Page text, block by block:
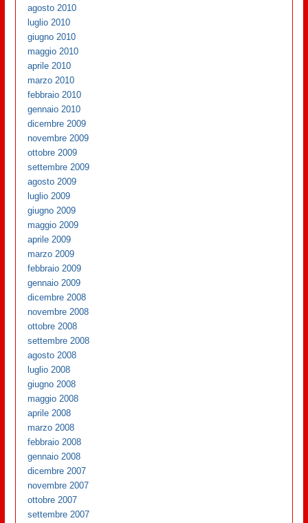
agosto 2010
luglio 2010
giugno 2010
maggio 2010
aprile 2010
marzo 2010
febbraio 2010
gennaio 2010
dicembre 2009
novembre 2009
ottobre 2009
settembre 2009
agosto 2009
luglio 2009
giugno 2009
maggio 2009
aprile 2009
marzo 2009
febbraio 2009
gennaio 2009
dicembre 2008
novembre 2008
ottobre 2008
settembre 2008
agosto 2008
luglio 2008
giugno 2008
maggio 2008
aprile 2008
marzo 2008
febbraio 2008
gennaio 2008
dicembre 2007
novembre 2007
ottobre 2007
settembre 2007